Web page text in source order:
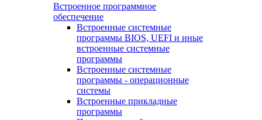
Встроенное программное
обеспечение
Встроенные системные
программы BIOS, UEFI и иные
встроенные системные
программы
Встроенные системные
программы - операционные
системы
Встроенные прикладные
программы